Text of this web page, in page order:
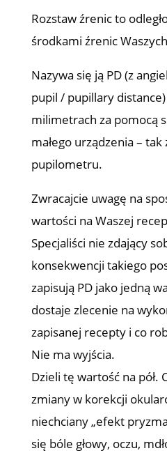
Rozstaw źrenic to
środkami źrenic
Nazywa się ją PD (z
pupil / pupillary
milimetrach za pomocą
małego urządzenia – tak
pupilometru.
Zwracajcie uwagę na
wartości na Waszej
Specjaliści nie zdający
konsekwencji takiego
zapisują PD jako jedną
dostaje zlecenie na
zapisanej recepty i co
Nie ma wyjścia.
Dzieli tę wartość na pół.
zmiany w korekcji
niechciany „efekt
się bóle głowy, oczu,